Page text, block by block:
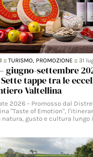
::TURISMO, PROMOZIONE ::31
giugno-settembre
tappe tra le
Valtellina
2026 – Promosso dal
"Taste of Emotion",
natura, gusto e cultura